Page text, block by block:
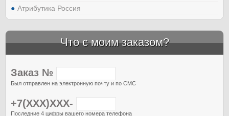
Атрибутика Россия
Что с моим заказом?
Заказ №
Был отправлен на электронную почту и по СМС
+7(XXX)XXX-
Последние 4 цифры вашего номера телефона